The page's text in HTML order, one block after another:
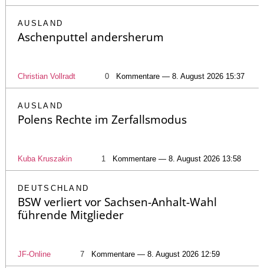
AUSLAND
Aschenputtel andersherum
Christian Vollradt 0 Kommentare — 8. August 2026 15:37
AUSLAND
Polens Rechte im Zerfallsmodus
Kuba Kruszakin 1 Kommentare — 8. August 2026 13:58
DEUTSCHLAND
BSW verliert vor Sachsen-Anhalt-Wahl
führende Mitglieder
JF-Online 7 Kommentare — 8. August 2026 12:59